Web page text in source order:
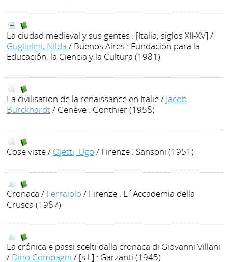
La ciudad medieval y sus gentes : [Italia, siglos XII-XV] /
Guglielmi, Nilda / Buenos Aires : Fundación para la
Educación, la Ciencia y la Cultura (1981)
La civilisation de la renaissance en Italie/ Jacob
Burckhardt/ Genève : Gonthier (1958)
Cose viste/ Ojetti, Ugo / Firenze : Sansoni (1951)
Cronaca / Ferraiolo / Firenze : L´Accademia della
Crusca (1987)
La crónica e passi scelti dalla cronaca di Giovanni Villani
/ Dino Compagni / [s.l.] : Garzanti (1945)